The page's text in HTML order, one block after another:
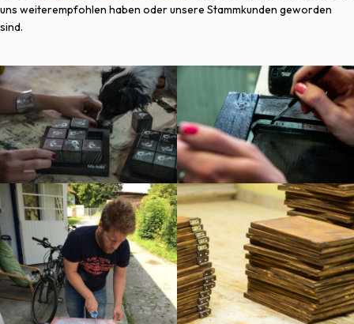
uns weiterempfohlen haben oder unsere Stammkunden geworden
sind.